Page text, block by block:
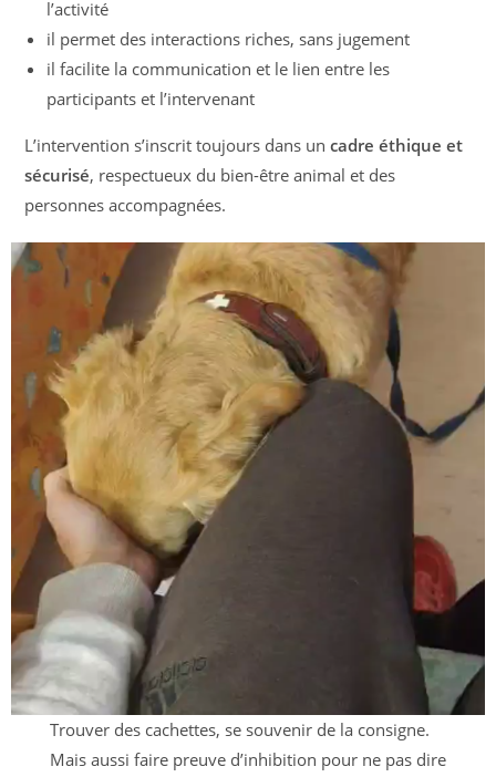
l’activité
il permet des interactions riches, sans jugement
il facilite la communication et le lien entre les
participants et l’intervenant
L’intervention s’inscrit toujours dans uncadre éthique et
sécurisé, respectueux du bien-être animal et des
personnes accompagnées.
Trouver des cachettes, se souvenir de la consigne.
Mais aussi faire preuve d’inhibition pour ne pas dire